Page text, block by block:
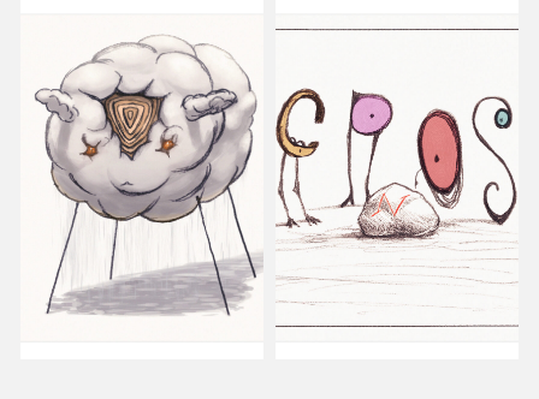
エヌ・クロス
N-C.R.O.S.